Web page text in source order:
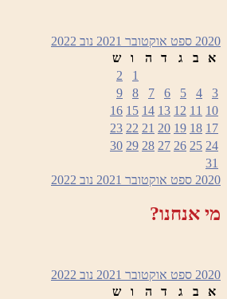
2020 ספט אוקטובר 2021 נוב 2022
א
ב ג ד ה ו
ש
1
2
3
4
5
6
7
8
9
10
11
12
13
14
15
16
17
18
19
20
21
22
23
24
25
26
27
28
29
30
31
2020 ספט אוקטובר 2021 נוב 2022
מי אנחנו?
2020 ספט אוקטובר 2021 נוב 2022
א
ב ג ד ה ו
ש